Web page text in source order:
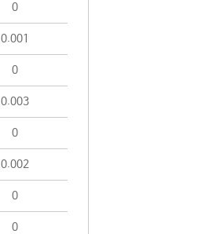
0
0.001
0
0.003
0
0.002
0
0